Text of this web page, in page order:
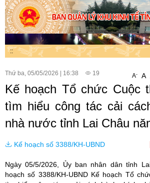
::
Thứ ba, 05/05/2026 16:38 19 A- A
Kế hoạch Tổ chức Cuộc
tìm hiểu công tác cải
nhà nước tỉnh Lai Châu
Kế hoạch số 3388/KH-UBND
Ngày 05/5/2026, Ủy ban nhân dân tỉnh
hoạch số 3388/KH-UBND Kế hoạch Tổ